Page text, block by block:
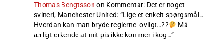
Thomas Bengtsson on Kommentar: Det er noget
svineri, Manchester United: “Lige et enkelt spørgsmål…
Hvordan kan man bryde reglerne lovligt…??
Må
ærligt erkende at mit pis ikke kommer i kog…”